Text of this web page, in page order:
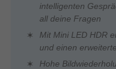
intelligenten
all deine Fragen
Mit Mini LED HDR
und einen
Hohe